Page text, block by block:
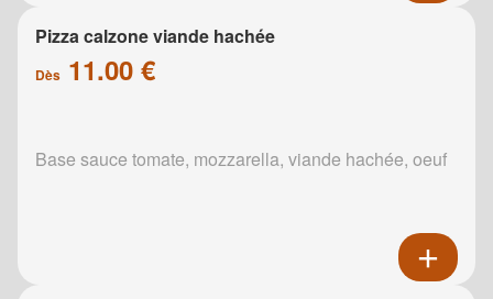
Pizza calzone viande hachée
Dès 11.00 €
Base sauce tomate, mozzarella, viande hachée, oeuf